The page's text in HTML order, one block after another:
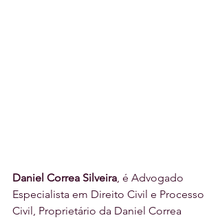
Daniel Correa Silveira, é Advogado
Especialista em Direito Civil e Processo
Civil, Proprietário da Daniel Correa